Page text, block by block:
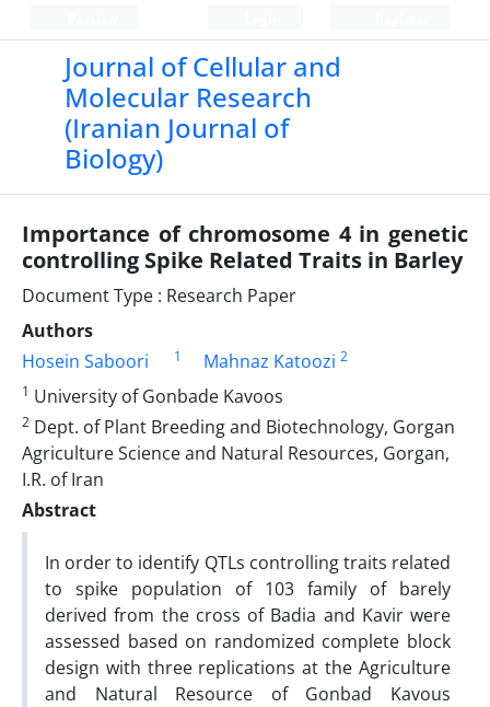
Journal of Cellular and
Molecular Research
(Iranian Journal of
Biology)
Importance of chromosome 4 in genetic
controlling Spike Related Traits in Barley
Document Type : Research Paper
Authors
Hosein Saboori
1 Mahnaz Katoozi 2
1 University of Gonbade Kavoos
2 Dept. of Plant Breeding and Biotechnology, Gorgan
Agriculture Science and Natural Resources, Gorgan,
I.R. of Iran
Abstract
In order to identify QTLs controlling traits related
to spike population of 103 family of barely
derived from the cross of Badia and Kavir were
assessed based on randomized complete block
design with three replications at the Agriculture
and Natural Resource of Gonbad Kavous